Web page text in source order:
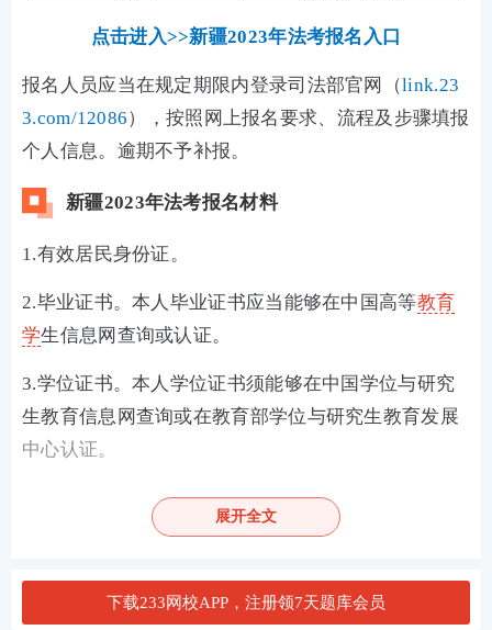
点击进入>>新疆2023年法考报名入口
报名人员应当在规定期限内登录司法部官网（link.23
3.com/12086），按照网上报名要求、流程及步骤填报
个人信息。逾期不予补报。
新疆2023年法考报名材料
1.有效居民身份证。
2.毕业证书。本人毕业证书应当能够在中国高等教育
学生信息网查询或认证。
3.学位证书。本人学位证书须能够在中国学位与研究
生教育信息网查询或在教育部学位与研究生教育发展
中心认证。
4.申请享受放宽政策人员，须具有放宽报名学历条件
地方户籍。网上报名时，应上传户口簿首页及本人页
5.电子证件照片。报名人员应当提供符合规定格式
展开全文
下载233网校APP，注册领7天题库会员